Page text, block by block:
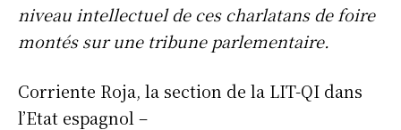
niveau intellectuel de ces charlatans de foire
montés sur une tribune parlementaire.
Corriente Roja, la section de la LIT-QI dans
l’Etat espagnol –